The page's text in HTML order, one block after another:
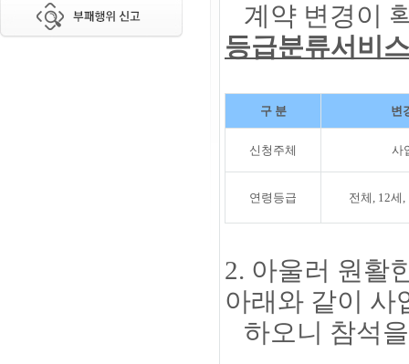
계약 변경이
등급분류서비스
구 분 변
신청주체 사
연령등급 전체, 12세
2. 아울러 원활
아래와 같이 사
하오니 참석